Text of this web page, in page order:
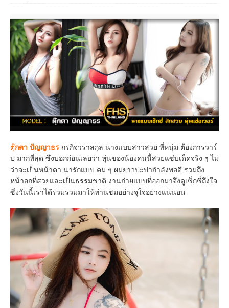
ตุ๊กตา ปัญญาธร กรกิจวราสกุล นางแบบสาวสวย ที่หนุ่ม ต้องการวาร์
ป มากที่สุด ซึ่งบอกก่อนเลยว่า หุ่นของน้องคนนี้สวยแซ่บเด็ดจริง ๆ ไม่
ว่าจะเป็นหน้าตา น่ารักแบบ คม ๆ ผมยาวปะบ่ากำลังพอดี รวมถึง
หน้าอกที่สวยและเป็นธรรมชาติ งานถ่ายแบบที่ออกมาจึงดูเซ็กซี่ถึงใจ
ซึ่งวันนี้เราได้รวมรวมมาให้ท่านชมอย่างจุใจอย่างแน่นอน